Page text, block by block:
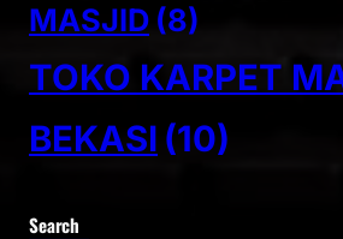
MASJID (8)
TOKO KARPET
BEKASI (10)
Search